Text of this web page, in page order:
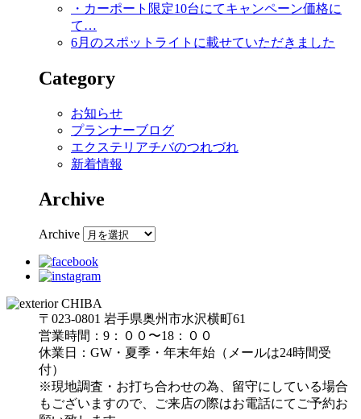
・カーポート限定10台にてキャンペーン価格に
て…
6月のスポットライトに載せていただきました
Category
お知らせ
プランナーブログ
エクステリアチバのつれづれ
新着情報
Archive
Archive
〒023-0801 岩手県奥州市水沢横町61
営業時間：9：００〜18：００
休業日：GW・夏季・年末年始（メールは24時間受
付）
※現地調査・お打ち合わせの為、留守にしている場合
もございますので、ご来店の際はお電話にてご予約お